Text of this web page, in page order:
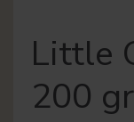
Little
200